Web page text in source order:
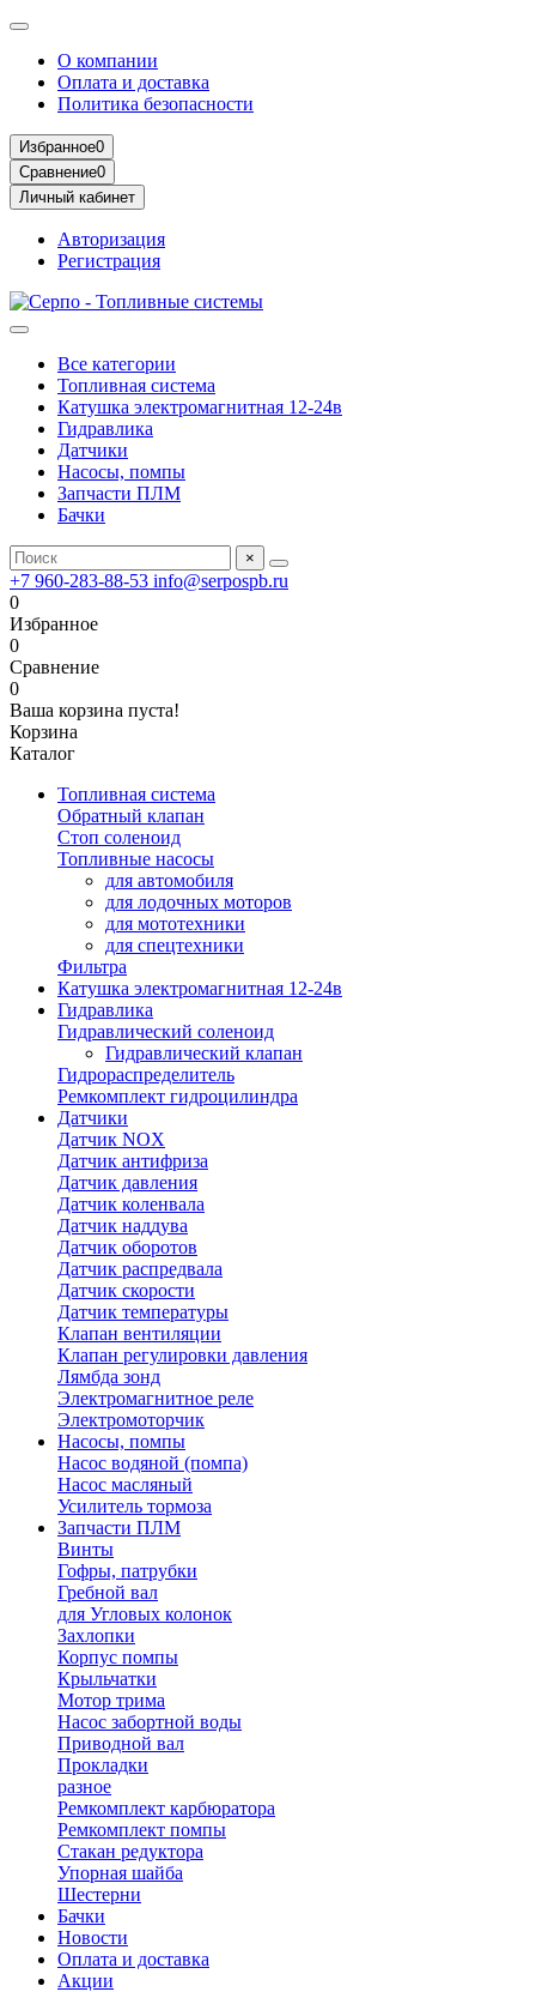
О компании
Оплата и доставка
Политика безопасности
Избранное0
Сравнение0
Личный кабинет
Авторизация
Регистрация
Все категории
Топливная система
Катушка электромагнитная 12-24в
Гидравлика
Датчики
Насосы, помпы
Запчасти ПЛМ
Бачки
×
+7 960-283-88-53 info@serpospb.ru
0
Избранное
0
Сравнение
0
Ваша корзина пуста!
Корзина
Каталог
Топливная система
Обратный клапан
Стоп соленоид
Топливные насосы
для автомобиля
для лодочных моторов
для мототехники
для спецтехники
Фильтра
Катушка электромагнитная 12-24в
Гидравлика
Гидравлический соленоид
Гидравлический клапан
Гидрораспределитель
Ремкомплект гидроцилиндра
Датчики
Датчик NOX
Датчик антифриза
Датчик давления
Датчик коленвала
Датчик наддува
Датчик оборотов
Датчик распредвала
Датчик скорости
Датчик температуры
Клапан вентиляции
Клапан регулировки давления
Лямбда зонд
Электромагнитное реле
Электромоторчик
Насосы, помпы
Насос водяной (помпа)
Насос масляный
Усилитель тормоза
Запчасти ПЛМ
Винты
Гофры, патрубки
Гребной вал
для Угловых колонок
Захлопки
Корпус помпы
Крыльчатки
Мотор трима
Насос забортной воды
Приводной вал
Прокладки
разное
Ремкомплект карбюратора
Ремкомплект помпы
Стакан редуктора
Упорная шайба
Шестерни
Бачки
Новости
Оплата и доставка
Акции